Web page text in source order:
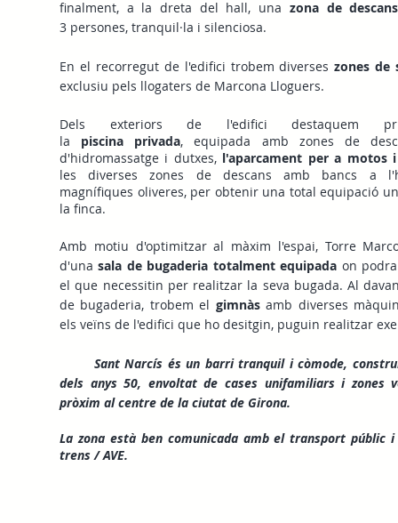
finalment, a la dreta del hall, una zona de
3 persones, tranquil·la i silenciosa.
En el recorregut de l'edifici trobem diverseszones de
exclusiu pels llogaters de Marcona Lloguers.
Dels exteriors de l'edifici destaquem
la piscina privada, equipada amb zones de
d'hidromassatge i dutxes, l'aparcament per a motos
les diverses zones de descans amb bancs a
magnífiques oliveres, per obtenir una total equipació
la finca.
Amb motiu d'optimitzar al màxim l'espai, Torre
d'unasala de bugaderia totalment equipada on
el que necessitin per realitzar la seva bugada. Al
de bugaderia, trobem el gimnàsamb diverses
els veïns de l'edifici que ho desitgin, puguin realitzar
Sant Narcís és un barri tranquil i còmode,
dels anys 50, envoltat de cases unifamiliars i zones
pròxim al centre de la ciutat de Girona.
La zona està ben comunicada amb el transport públic
trens / AVE.